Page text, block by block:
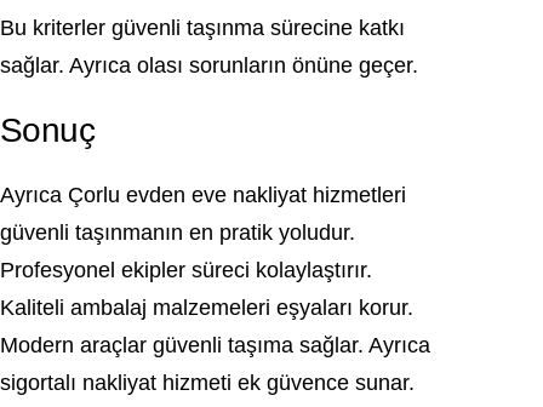
Bu kriterler güvenli taşınma sürecine katkı
sağlar. Ayrıca olası sorunların önüne geçer.
Sonuç
Ayrıca Çorlu evden eve nakliyat hizmetleri
güvenli taşınmanın en pratik yoludur.
Profesyonel ekipler süreci kolaylaştırır.
Kaliteli ambalaj malzemeleri eşyaları korur.
Modern araçlar güvenli taşıma sağlar. Ayrıca
sigortalı nakliyat hizmeti ek güvence sunar.